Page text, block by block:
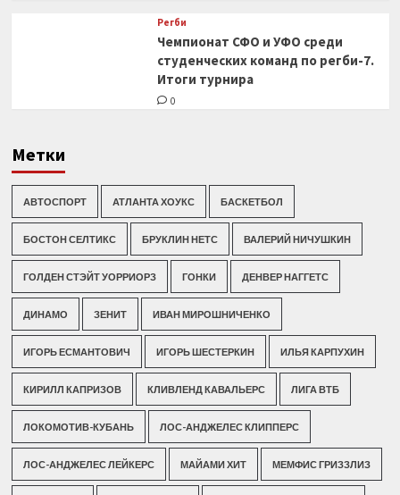
Регби
Чемпионат СФО и УФО среди
студенческих команд по регби-7.
Итоги турнира
0
Метки
АВТОСПОРТ АТЛАНТА ХОУКС БАСКЕТБОЛ
БОСТОН СЕЛТИКС БРУКЛИН НЕТС ВАЛЕРИЙ НИЧУШКИН
ГОЛДЕН СТЭЙТ УОРРИОРЗ ГОНКИ ДЕНВЕР НАГГЕТС
ДИНАМО ЗЕНИТ ИВАН МИРОШНИЧЕНКО
ИГОРЬ ЕСМАНТОВИЧ ИГОРЬ ШЕСТЕРКИН ИЛЬЯ КАРПУХИН
КИРИЛЛ КАПРИЗОВ КЛИВЛЕНД КАВАЛЬЕРС ЛИГА ВТБ
ЛОКОМОТИВ-КУБАНЬ ЛОС-АНДЖЕЛЕС КЛИППЕРС
ЛОС-АНДЖЕЛЕС ЛЕЙКЕРС МАЙАМИ ХИТ МЕМФИС ГРИЗЗЛИЗ